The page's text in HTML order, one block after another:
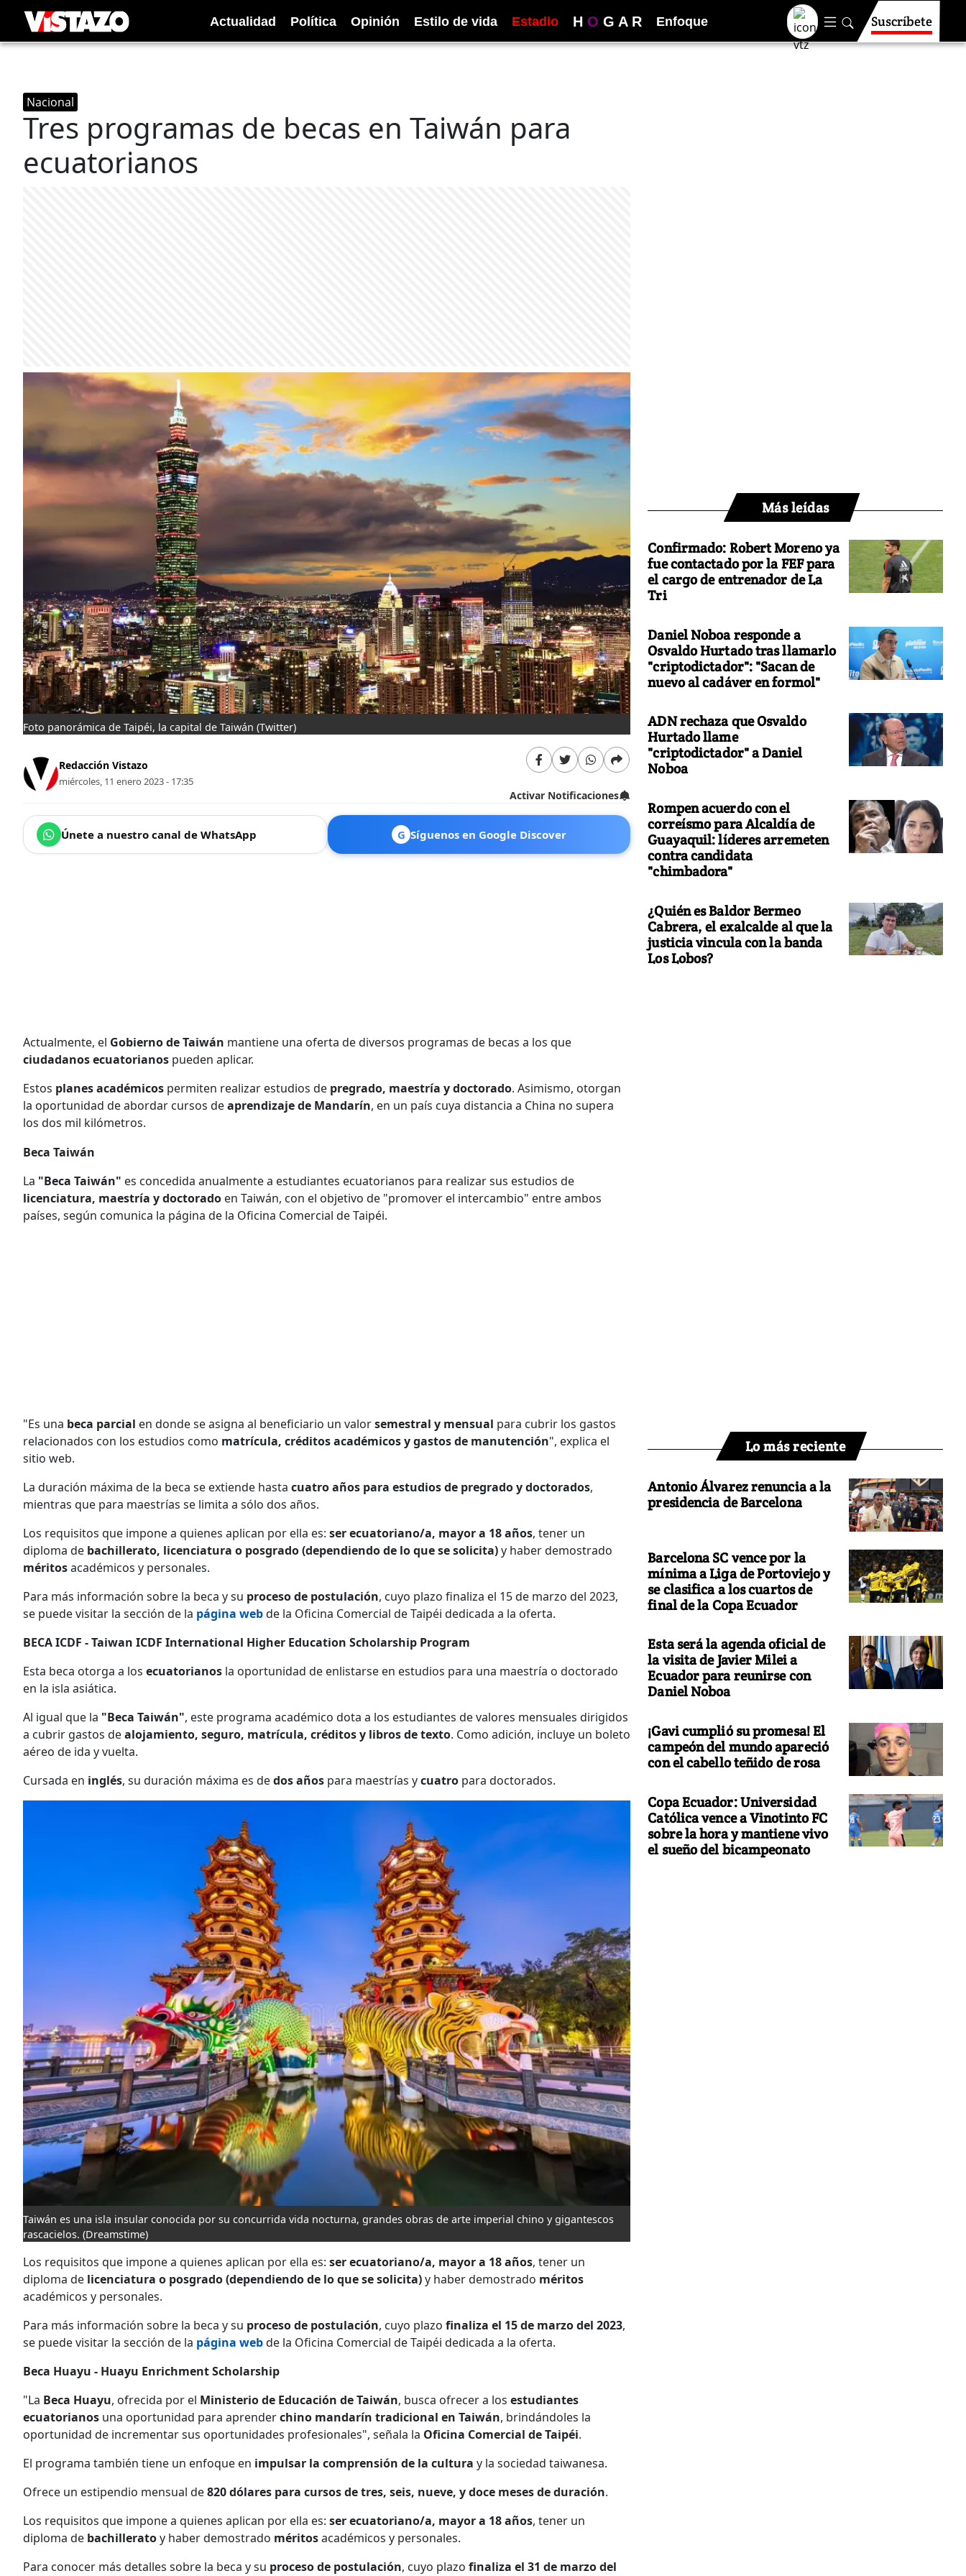
Actualidad Política Opinión Estilo de vida Estadio H O G A R Enfoque Suscríbete
Nacional
Tres programas de becas en Taiwán para
ecuatorianos
Foto panorámica de Taipéi, la capital de Taiwán (Twitter)
Redacción Vistazo
miércoles, 11 enero 2023 - 17:35
Activar Notificaciones
Únete a nuestro canal de WhatsApp G Síguenos en Google Discover
Actualmente, el Gobierno de Taiwán mantiene una oferta de diversos programas de becas a los que
ciudadanos ecuatorianos pueden aplicar.
Estos planes académicos permiten realizar estudios de pregrado, maestría y doctorado. Asimismo, otorgan
la oportunidad de abordar cursos deaprendizaje de Mandarín, en un país cuya distancia a China no supera
los dos mil kilómetros.
Beca Taiwán
La "Beca Taiwán" es concedida anualmente a estudiantes ecuatorianos para realizar sus estudios de
licenciatura, maestría y doctorado en Taiwán, con el objetivo de "promover el intercambio" entre ambos
países, según comunica la página de la Oficina Comercial de Taipéi.
"Es una beca parcial en donde se asigna al beneficiario un valorsemestral y mensual para cubrir los gastos
relacionados con los estudios como matrícula, créditos académicos y gastos de manutención", explica el
sitio web.
La duración máxima de la beca se extiende hasta cuatro años para estudios de pregrado y doctorados,
mientras que para maestrías se limita a sólo dos años.
Los requisitos que impone a quienes aplican por ella es: ser ecuatoriano/a, mayor a 18 años, tener un
diploma de bachillerato, licenciatura o posgrado (dependiendo de lo que se solicita)y haber demostrado
méritosacadémicos y personales.
Para más información sobre la beca y su proceso de postulación, cuyo plazo finaliza el 15 de marzo del 2023,
se puede visitar la sección de la página webde la Oficina Comercial de Taipéi dedicada a la oferta.
BECA ICDF - Taiwan ICDF International Higher Education Scholarship Program
Esta beca otorga a los ecuatorianos la oportunidad de enlistarse en estudios para una maestría o doctorado
en la isla asiática.
Al igual que la "Beca Taiwán", este programa académico dota a los estudiantes de valores mensuales dirigidos
a cubrir gastos dealojamiento, seguro, matrícula, créditos y libros de texto. Como adición, incluye un boleto
aéreo de ida y vuelta.
Cursada en inglés, su duración máxima es dedos años para maestrías ycuatro para doctorados.
Taiwán es una isla insular conocida por su concurrida vida nocturna, grandes obras de arte imperial chino y gigantescos
rascacielos. (Dreamstime)
Los requisitos que impone a quienes aplican por ella es: ser ecuatoriano/a, mayor a 18 años, tener un
diploma de licenciatura o posgrado (dependiendo de lo que se solicita)y haber demostrado méritos
académicos y personales.
Para más información sobre la beca y su proceso de postulación, cuyo plazo finaliza el 15 de marzo del 2023,
se puede visitar la sección de la página webde la Oficina Comercial de Taipéi dedicada a la oferta.
Beca Huayu - Huayu Enrichment Scholarship
"La Beca Huayu, ofrecida por el Ministerio de Educación de Taiwán, busca ofrecer a los estudiantes
ecuatorianos una oportunidad para aprenderchino mandarín tradicional en Taiwán, brindándoles la
oportunidad de incrementar sus oportunidades profesionales", señala la Oficina Comercial de Taipéi.
El programa también tiene un enfoque en impulsar la comprensión de la cultura y la sociedad taiwanesa.
Ofrece un estipendio mensual de820 dólares para cursos de tres, seis, nueve, y doce meses de duración.
Los requisitos que impone a quienes aplican por ella es: ser ecuatoriano/a, mayor a 18 años, tener un
diploma de bachilleratoy haber demostrado méritosacadémicos y personales.
Para conocer más detalles sobre la beca y su proceso de postulación, cuyo plazo finaliza el 31 de marzo del
Más leídas
Confirmado: Robert Moreno ya
fue contactado por la FEF para
el cargo de entrenador de La
Tri
Daniel Noboa responde a
Osvaldo Hurtado tras llamarlo
"criptodictador": "Sacan de
nuevo al cadáver en formol"
ADN rechaza que Osvaldo
Hurtado llame
"criptodictador" a Daniel
Noboa
Rompen acuerdo con el
correísmo para Alcaldía de
Guayaquil: líderes arremeten
contra candidata
"chimbadora"
¿Quién es Baldor Bermeo
Cabrera, el exalcalde al que la
justicia vincula con la banda
Los Lobos?
Lo más reciente
Antonio Álvarez renuncia a la
presidencia de Barcelona
Barcelona SC vence por la
mínima a Liga de Portoviejo y
se clasifica a los cuartos de
final de la Copa Ecuador
Esta será la agenda oficial de
la visita de Javier Milei a
Ecuador para reunirse con
Daniel Noboa
¡Gavi cumplió su promesa! El
campeón del mundo apareció
con el cabello teñido de rosa
Copa Ecuador: Universidad
Católica vence a Vinotinto FC
sobre la hora y mantiene vivo
el sueño del bicampeonato